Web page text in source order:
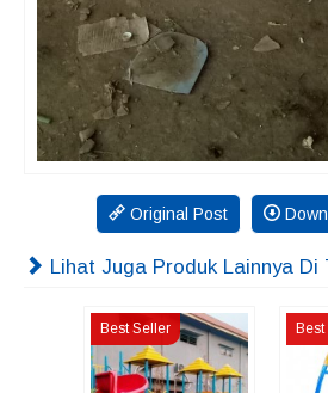
Original Post
Lihat Juga Produk Lainnya Di
Best Seller